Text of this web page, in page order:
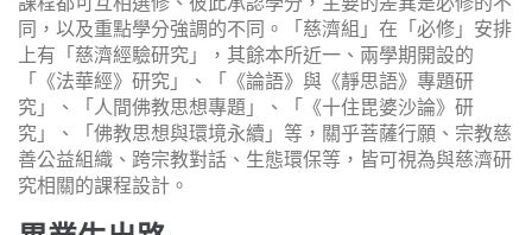
同，以及重點學分強調的不同。「慈濟組」在「必修」安排
上有「慈濟經驗研究」，其餘本所近一、兩學期開設的
「《法華經》研究」、「《論語》與《靜思語》專題研
究」、「人間佛教思想專題」、「《十住毘婆沙論》研
究」、「佛教思想與環境永續」等，關乎菩薩行願、宗教慈
善公益組織、跨宗教對話、生態環保等，皆可視為與慈濟研
究相關的課程設計。